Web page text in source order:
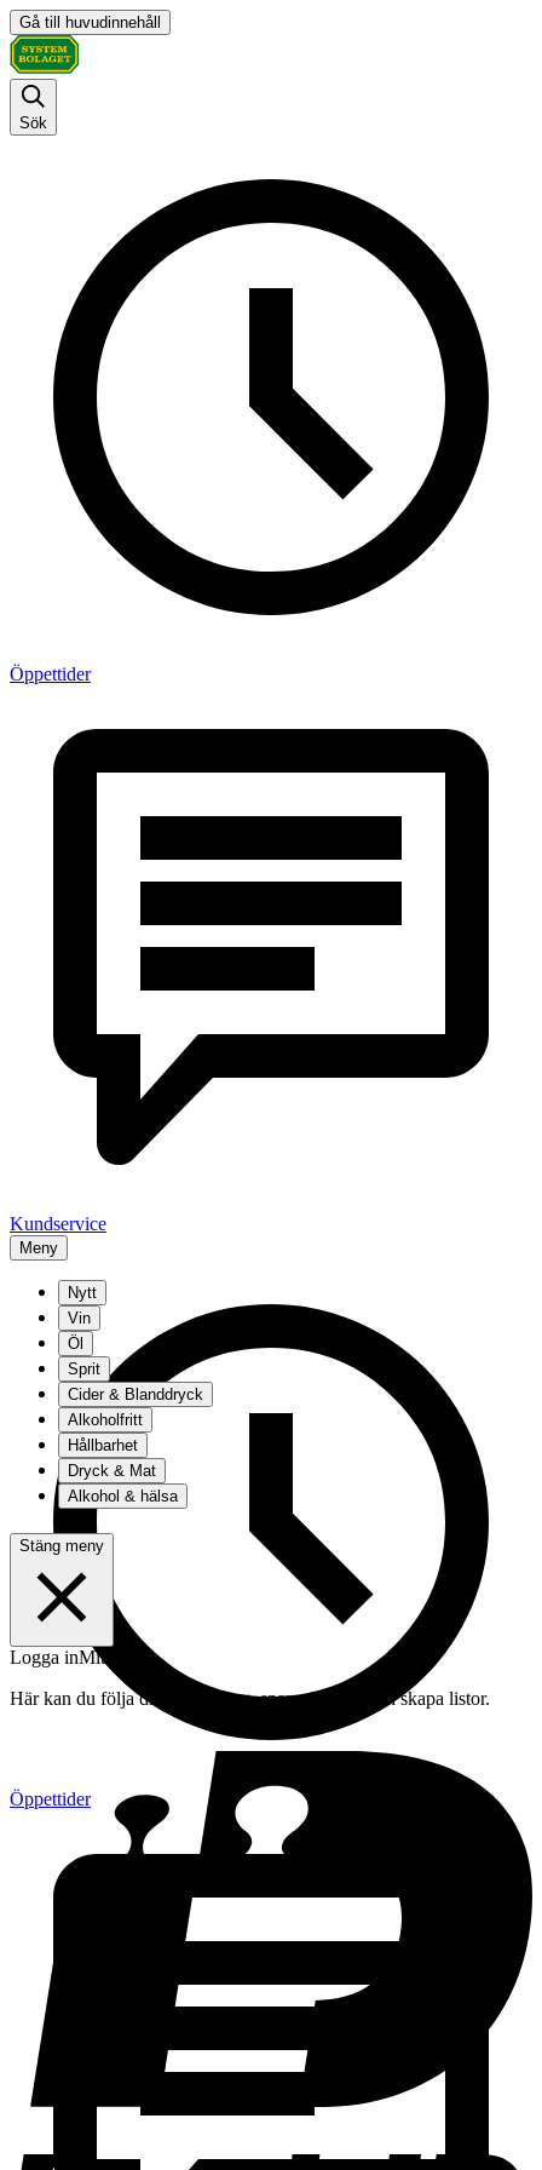
Gå till huvudinnehåll
Sök
Öppettider
Kundservice
Meny
Öppettider
Nytt
Vin
Öl
Sprit
Cider & Blanddryck
Alkoholfritt
Hållbarhet
Dryck & Mat
Alkohol & hälsa
Stäng meny
Logga inMitt konto
Här kan du följa din beställning, spara drycker och skapa listor.